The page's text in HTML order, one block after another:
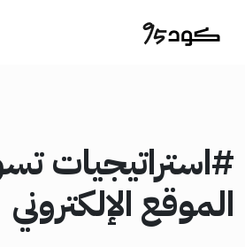
#استراتيجيات
الموقع الإلكتروني